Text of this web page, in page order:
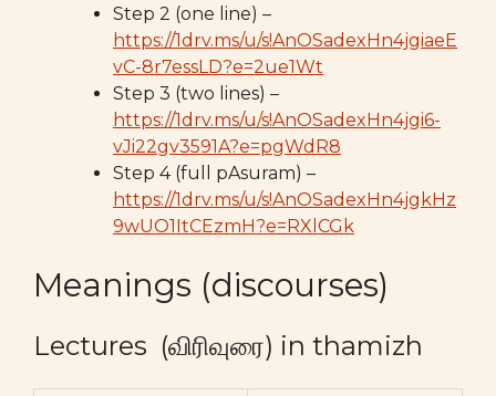
Step 2 (one line) –
https://1drv.ms/u/s!AnOSadexHn4jgiaeE
vC-8r7essLD?e=2ue1Wt
Step 3 (two lines) –
https://1drv.ms/u/s!AnOSadexHn4jgi6-
vJi22gv3591A?e=pgWdR8
Step 4 (full pAsuram) –
https://1drv.ms/u/s!AnOSadexHn4jgkHz
9wUO1ItCEzmH?e=RXlCGk
Meanings (discourses)
Lectures (விரிவுரை) in thamizh